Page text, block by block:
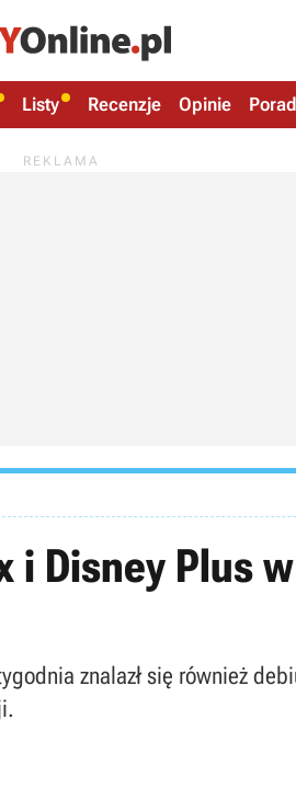
Listy Recenzje Opinie
i Disney Plus
znalazł się również